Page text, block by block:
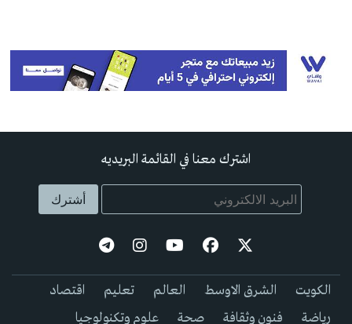
اشترك معنا في القائمة البريديه
الكويت الشرق الاوسط العالم تعليم
اقتصاد
رياضة
فنون وثقافة صحة علوم وتكنولوجيا